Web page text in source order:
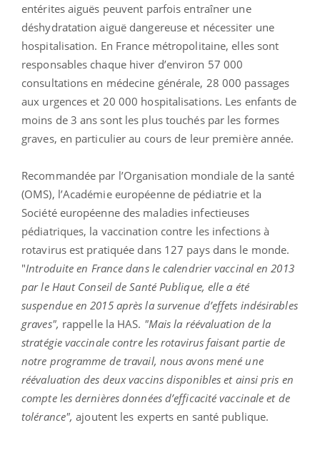
entérites aiguës peuvent parfois entraîner une
déshydratation aiguë dangereuse et nécessiter une
hospitalisation. En France métropolitaine, elles sont
responsables chaque hiver d’environ 57 000
consultations en médecine générale, 28 000 passages
aux urgences et 20 000 hospitalisations. Les enfants de
moins de 3 ans sont les plus touchés par les formes
graves, en particulier au cours de leur première année.
Recommandée par l’Organisation mondiale de la santé
(OMS), l’Académie européenne de pédiatrie et la
Société européenne des maladies infectieuses
pédiatriques, la vaccination contre les infections à
rotavirus est pratiquée dans 127 pays dans le monde.
"Introduite en France dans le calendrier vaccinal en 2013
par le Haut Conseil de Santé Publique, elle a été
suspendue en 2015 après la survenue d’effets indésirables
graves", rappelle la HAS. "Mais la réévaluation de la
stratégie vaccinale contre les rotavirus faisant partie de
notre programme de travail, nous avons mené une
réévaluation des deux vaccins disponibles et ainsi pris en
compte les dernières données d’efficacité vaccinale et de
tolérance", ajoutent les experts en santé publique.